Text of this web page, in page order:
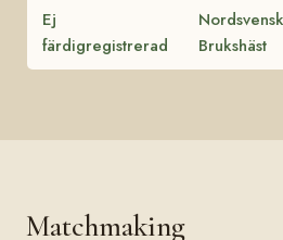
Ej
färdigregistrerad
Nordsvensk
Brukshäst
Matchmaking